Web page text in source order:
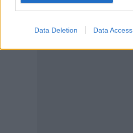
Data Deletion Data Access